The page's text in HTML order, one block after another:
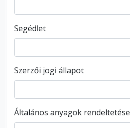
Segédlet
Szerzői jogi állapot
Általános anyagok rendeltetése